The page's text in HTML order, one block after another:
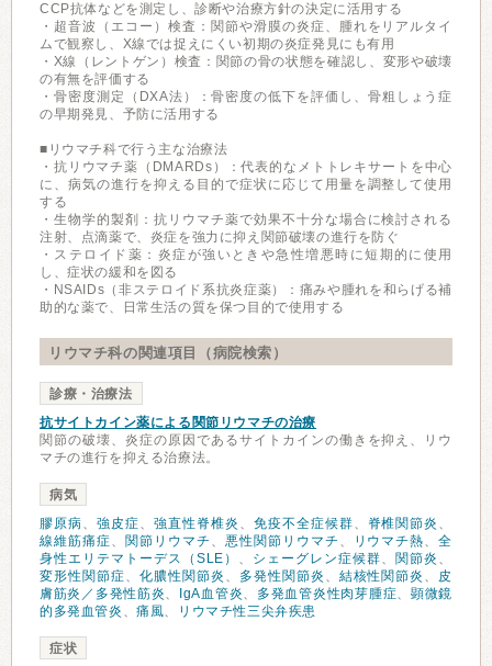
CCP抗体などを測定し、診断や治療方針の決定に活用する
・超音波（エコー）検査：関節や滑膜の炎症、腫れをリアルタイ
ムで観察し、X線では捉えにくい初期の炎症発見にも有用
・X線（レントゲン）検査：関節の骨の状態を確認し、変形や破壊
の有無を評価する
・骨密度測定（DXA法）：骨密度の低下を評価し、骨粗しょう症
の早期発見、予防に活用する
■リウマチ科で行う主な治療法
・抗リウマチ薬（DMARDs）：代表的なメトトレキサートを中心
に、病気の進行を抑える目的で症状に応じて用量を調整して使用
する
・生物学的製剤：抗リウマチ薬で効果不十分な場合に検討される
注射、点滴薬で、炎症を強力に抑え関節破壊の進行を防ぐ
・ステロイド薬：炎症が強いときや急性増悪時に短期的に使用
し、症状の緩和を図る
・NSAIDs（非ステロイド系抗炎症薬）：痛みや腫れを和らげる補
助的な薬で、日常生活の質を保つ目的で使用する
リウマチ科の関連項目（病院検索）
診療・治療法
抗サイトカイン薬による関節リウマチの治療
関節の破壊、炎症の原因であるサイトカインの働きを抑え、リウ
マチの進行を抑える治療法。
病気
膠原病、 強皮症、 強直性脊椎炎 、 免疫不全症候群、 脊椎関節炎 、
線維筋痛症、 関節リウマチ 、 悪性関節リウマチ 、 リウマチ熱、全
身性エリテマトーデス（SLE） 、 シェーグレン症候群、 関節炎 、
変形性関節症、 化膿性関節炎 、 多発性関節炎 、 結核性関節炎 、 皮
膚筋炎／多発性筋炎、 IgA血管炎、 多発血管炎性肉芽腫症、 顕微鏡
的多発血管炎 、痛風、 リウマチ性三尖弁疾患
症状